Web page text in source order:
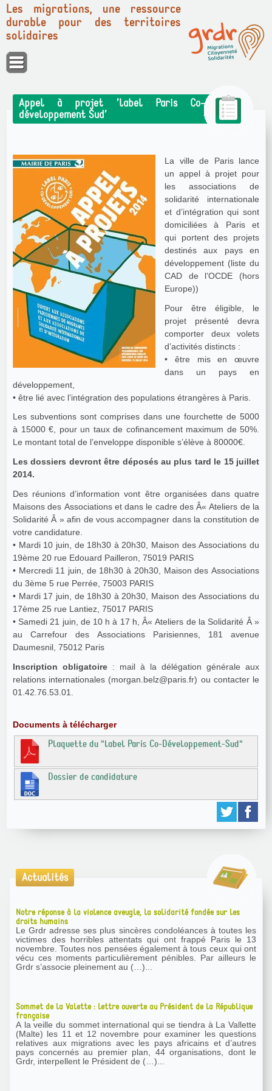
Panneau de gestion des cookies
Les migrations, une ressource
durable pour des territoires
solidaires
Appel à projet ’label Paris Co-
développement Sud’
La ville de Paris lance
un appel à projet pour
les associations de
solidarité internationale
et d’intégration qui sont
domiciliées à Paris et
qui portent des projets
destinés aux pays en
développement (liste du
CAD de l’OCDE (hors
Europe))
Pour être éligible, le
projet présenté devra
comporter deux volets
d’activités distincts :
• être mis en œuvre
dans un pays en
développement,
• être lié avec l’intégration des populations étrangères à Paris.
Les subventions sont comprises dans une fourchette de 5000
à 15000 €, pour un taux de cofinancement maximum de 50%.
Le montant total de l’enveloppe disponible s’élève à 80000€.
Les dossiers devront être déposés au plus tard le 15 juillet
2014.
Des réunions d’information vont être organisées dans quatre
Maisons des Associations et dans le cadre des Â« Ateliers de la
Solidarité Â » afin de vous accompagner dans la constitution de
votre candidature.
• Mardi 10 juin, de 18h30 à 20h30, Maison des Associations du
19ème 20 rue Edouard Pailleron, 75019 PARIS
• Mercredi 11 juin, de 18h30 à 20h30, Maison des Associations
du 3ème 5 rue Perrée, 75003 PARIS
• Mardi 17 juin, de 18h30 à 20h30, Maison des Associations du
17ème 25 rue Lantiez, 75017 PARIS
• Samedi 21 juin, de 10 h à 17 h, Â« Ateliers de la Solidarité Â »
au Carrefour des Associations Parisiennes, 181 avenue
Daumesnil, 75012 Paris
Inscription obligatoire : mail à la délégation générale aux
relations internationales (morgan.belz@paris.fr) ou contacter le
01.42.76.53.01.
Documents à télécharger
Plaquette du "label Paris Co-Développement-Sud"
Dossier de candidature
Actualités
Notre réponse à la violence aveugle, la solidarité fondée sur les
droits humains
Le Grdr adresse ses plus sincères condoléances à toutes les
victimes des horribles attentats qui ont frappé Paris le 13
novembre. Toutes nos pensées également à tous ceux qui ont
vécu ces moments particulièrement pénibles. Par ailleurs le
Grdr s’associe pleinement au (…)...
Sommet de la Valette : lettre ouverte au Président de la République
française
A la veille du sommet international qui se tiendra à La Vallette
(Malte) les 11 et 12 novembre pour examiner les questions
relatives aux migrations avec les pays africains et d’autres
pays concernés au premier plan, 44 organisations, dont le
Grdr, interpellent le Président de (…)...